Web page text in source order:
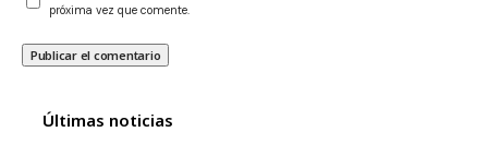
próxima vez que comente.
Últimas noticias